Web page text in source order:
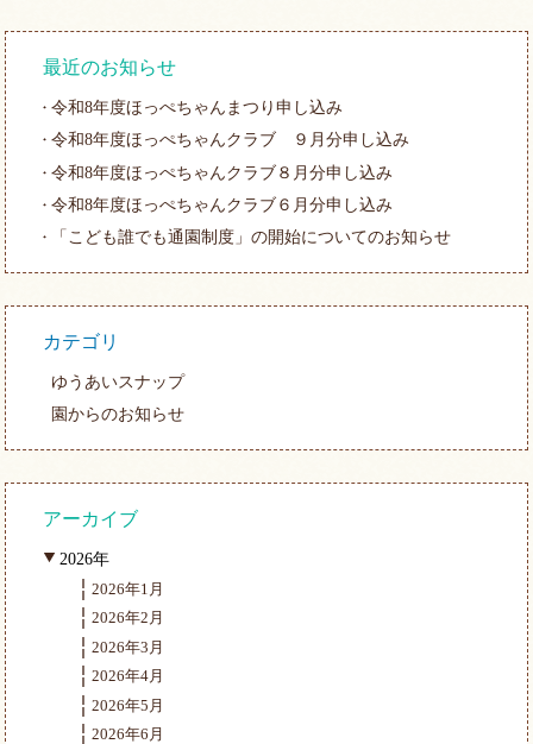
最近のお知らせ
令和8年度ほっぺちゃんまつり申し込み
令和8年度ほっぺちゃんクラブ ９月分申し込み
令和8年度ほっぺちゃんクラブ８月分申し込み
令和8年度ほっぺちゃんクラブ６月分申し込み
「こども誰でも通園制度」の開始についてのお知らせ
カテゴリ
ゆうあいスナップ
園からのお知らせ
アーカイブ
2026年
2026年1月
2026年2月
2026年3月
2026年4月
2026年5月
2026年6月